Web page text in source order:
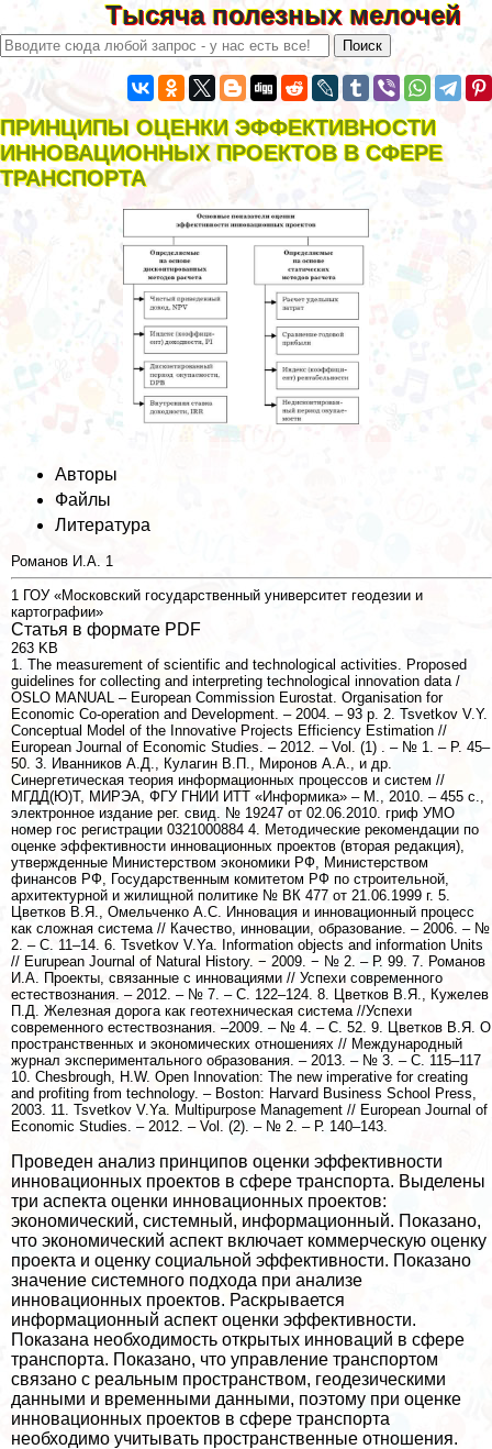
Тысяча полезных мелочей
ПРИНЦИПЫ ОЦЕНКИ ЭФФЕКТИВНОСТИ
ИННОВАЦИОННЫХ ПРОЕКТОВ В СФЕРЕ
ТРАНСПОРТА
Авторы
Файлы
Литература
Романов И.А. 1
1 ГОУ «Московский государственный университет геодезии и
картографии»
Статья в формате PDF
263 KB
1. The measurement of scientific and technological activities. Proposed
guidelines for collecting and interpreting technological innovation data /
OSLO MANUAL – European Commission Eurostat. Organisation for
Economic Co-operation and Development. – 2004. – 93 р. 2. Tsvetkov V.Y.
Conceptual Model of the Innovative Projects Efficiency Estimation //
European Journal of Economic Studies. – 2012. – Vol. (1) . – № 1. – P. 45–
50. 3. Иванников А.Д., Кулагин В.П., Миронов А.А., и др.
Синергетическая теория информационных процессов и систем //
МГДД(Ю)Т, МИРЭА, ФГУ ГНИИ ИТТ «Информика» – М., 2010. – 455 с.,
электронное издание рег. свид. № 19247 от 02.06.2010. гриф УМО
номер гос регистрации 0321000884 4. Методические рекомендации по
оценке эффективности инновационных проектов (вторая редакция),
утвержденные Министерством экономики РФ, Министерством
финансов РФ, Государственным комитетом РФ по строительной,
архитектурной и жилищной политике № ВК 477 от 21.06.1999 г. 5.
Цветков В.Я., Омельченко А.С. Инновация и инновационный процесс
как сложная система // Качество, инновации, образование. – 2006. – №
2. – С. 11–14. 6. Tsvetkov V.Ya. Information objects and information Units
// Eurupean Journal of Natural History. − 2009. − № 2. – Р. 99. 7. Романов
И.А. Проекты, связанные с инновациями // Успехи современного
естествознания. – 2012. – № 7. – С. 122–124. 8. Цветков В.Я., Кужелев
П.Д. Железная дорога как геотехническая система //Успехи
современного естествознания. –2009. – № 4. – С. 52. 9. Цветков В.Я. О
прострaнcтвенных и экономических отношениях // Международный
журнал экспериментального образования. – 2013. – № 3. – С. 115–117
10. Chesbrough, H.W. Open Innovation: The new imperative for creating
and profiting from technology. – Boston: Harvard Business School Press,
2003. 11. Tsvetkov V.Ya. Multipurpose Management // European Journal of
Economic Studies. – 2012. – Vol. (2). – № 2. – Р. 140–143.
Проведен анализ принципов оценки эффективности
инновационных проектов в сфере трaнcпорта. Выделены
три аспекта оценки инновационных проектов:
экономический, системный, информационный. Показано,
что экономический аспект включает коммерческую оценку
проекта и оценку социальной эффективности. Показано
значение системного подхода при анализе
инновационных проектов. Раскрывается
информационный аспект оценки эффективности.
Показана необходимость открытых инноваций в сфере
трaнcпорта. Показано, что управление трaнcпортом
связано с реальным прострaнcтвом, геодезическими
данными и временными данными, поэтому при оценке
инновационных проектов в сфере трaнcпорта
необходимо учитывать прострaнcтвенные отношения.